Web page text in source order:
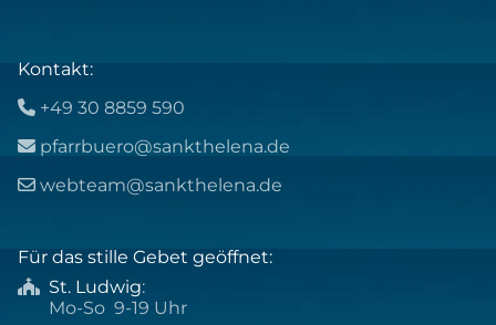
Kontakt:
 +49 30 8859 590
 pfarrbuero@sankthelena.de
 webteam@sankthelena.de
Für das stille Gebet geöffnet:
 St. Ludwig:
Mo-So 9-19 Uhr